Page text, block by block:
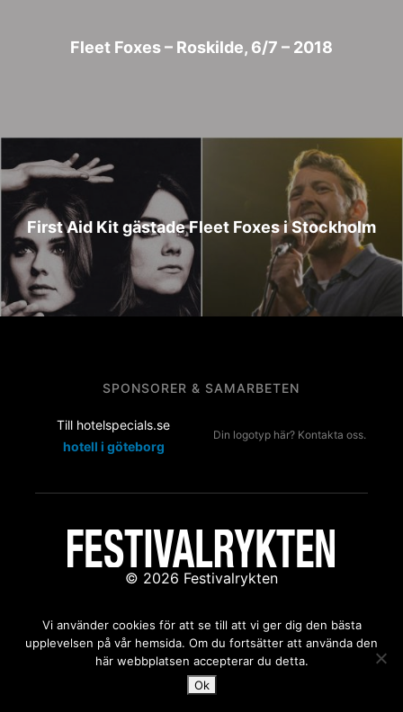
Fleet Foxes – Roskilde, 6/7 – 2018
First Aid Kit gästade Fleet Foxes i Stockholm
SPONSORER & SAMARBETEN
Till hotelspecials.se
hotell i göteborg
Din logotyp här? Kontakta oss.
© 2026 Festivalrykten
Kontakta oss:redaktion@festivalrykten.se
Vi använder cookies för att se till att vi ger dig den bästa
upplevelsen på vår hemsida. Om du fortsätter att använda den
här webbplatsen accepterar du detta.
Ok